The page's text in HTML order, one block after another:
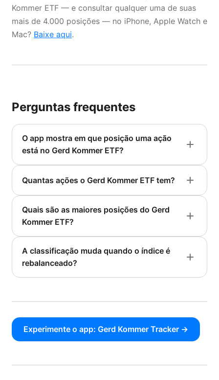
Kommer ETF — e consultar qualquer uma de suas
mais de 4.000 posições — no iPhone, Apple Watch e
Mac? Baixe aqui.
Perguntas frequentes
O app mostra em que posição uma ação
está no Gerd Kommer ETF?
Quantas ações o Gerd Kommer ETF tem?
Quais são as maiores posições do Gerd
Kommer ETF?
A classificação muda quando o índice é
rebalanceado?
Experimente o app: Gerd Kommer Tracker →